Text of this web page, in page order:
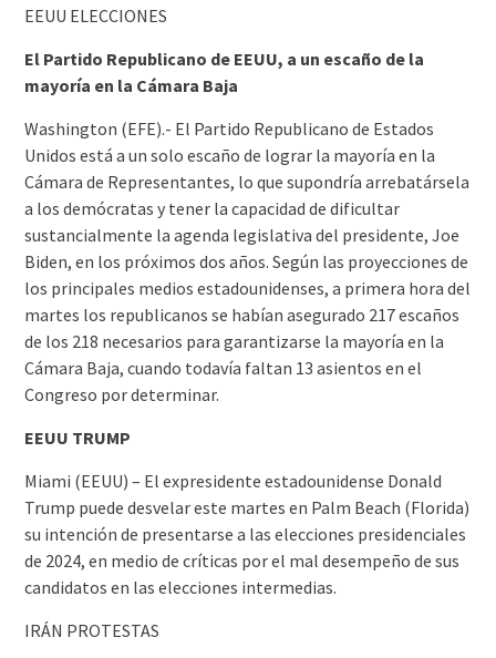
EEUU ELECCIONES
El Partido Republicano de EEUU, a un escaño de la
mayoría en la Cámara Baja
Washington (EFE).- El Partido Republicano de Estados
Unidos está a un solo escaño de lograr la mayoría en la
Cámara de Representantes, lo que supondría arrebatársela
a los demócratas y tener la capacidad de dificultar
sustancialmente la agenda legislativa del presidente, Joe
Biden, en los próximos dos años. Según las proyecciones de
los principales medios estadounidenses, a primera hora del
martes los republicanos se habían asegurado 217 escaños
de los 218 necesarios para garantizarse la mayoría en la
Cámara Baja, cuando todavía faltan 13 asientos en el
Congreso por determinar.
EEUU TRUMP
Miami (EEUU) – El expresidente estadounidense Donald
Trump puede desvelar este martes en Palm Beach (Florida)
su intención de presentarse a las elecciones presidenciales
de 2024, en medio de críticas por el mal desempeño de sus
candidatos en las elecciones intermedias.
IRÁN PROTESTAS